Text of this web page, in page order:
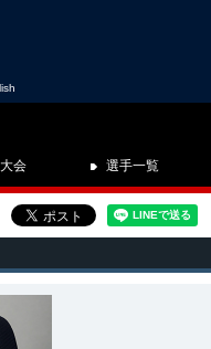
会 選手一覧